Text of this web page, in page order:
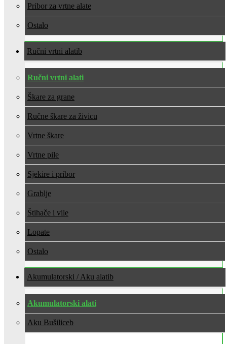
Pribor za vrtne alate
Ostalo
Ručni vrtni alati
Ručni vrtni alati
Škare za grane
Ručne škare za živicu
Vrtne škare
Vrtne pile
Sjekire i pribor
Grablje
Štihače i vile
Lopate
Ostalo
Akumulatorski / Aku alati
Akumulatorski alati
Aku Bušilice